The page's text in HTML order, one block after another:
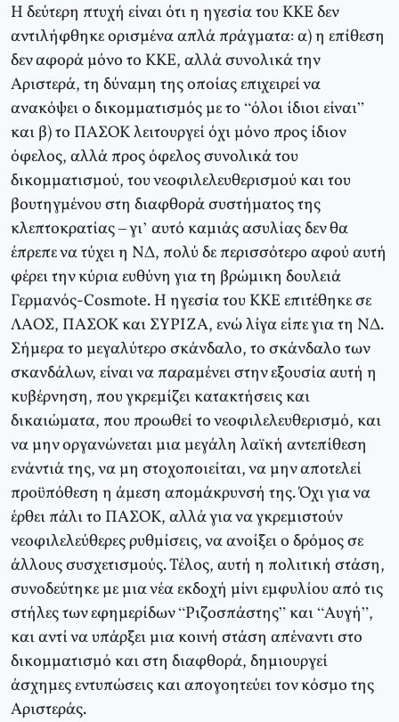
Η δεύτερη πτυχή είναι ότι η ηγεσία του ΚΚΕ δεν
αντιλήφθηκε ορισμένα απλά πράγματα: α) η επίθεση
δεν αφορά μόνο το ΚΚΕ, αλλά συνολικά την
Αριστερά, τη δύναμη της οποίας επιχειρεί να
ανακόψει ο δικομματισμός με το “όλοι ίδιοι είναι”
και β) το ΠΑΣΟΚ λειτουργεί όχι μόνο προς ίδιον
όφελος, αλλά προς όφελος συνολικά του
δικομματισμού, του νεοφιλελευθερισμού και του
βουτηγμένου στη διαφθορά συστήματος της
κλεπτοκρατίας – γι’ αυτό καμιάς ασυλίας δεν θα
έπρεπε να τύχει η ΝΔ, πολύ δε περισσότερο αφού αυτή
φέρει την κύρια ευθύνη για τη βρώμικη δουλειά
Γερμανός-Cosmote. Η ηγεσία του ΚΚΕ επιτέθηκε σε
ΛΑΟΣ, ΠΑΣΟΚ και ΣΥΡΙΖΑ, ενώ λίγα είπε για τη ΝΔ.
Σήμερα το μεγαλύτερο σκάνδαλο, το σκάνδαλο των
σκανδάλων, είναι να παραμένει στην εξουσία αυτή η
κυβέρνηση, που γκρεμίζει κατακτήσεις και
δικαιώματα, που προωθεί το νεοφιλελευθερισμό, και
να μην οργανώνεται μια μεγάλη λαϊκή αντεπίθεση
ενάντιά της, να μη στοχοποιείται, να μην αποτελεί
προϋπόθεση η άμεση απομάκρυνσή της. Όχι για να
έρθει πάλι το ΠΑΣΟΚ, αλλά για να γκρεμιστούν
νεοφιλελεύθερες ρυθμίσεις, να ανοίξει ο δρόμος σε
άλλους συσχετισμούς. Τέλος, αυτή η πολιτική στάση,
συνοδεύτηκε με μια νέα εκδοχή μίνι εμφυλίου από τις
στήλες των εφημερίδων “Ριζοσπάστης” και “Αυγή”,
και αντί να υπάρξει μια κοινή στάση απέναντι στο
δικομματισμό και στη διαφθορά, δημιουργεί
άσχημες εντυπώσεις και απογοητεύει τον κόσμο της
Αριστεράς.